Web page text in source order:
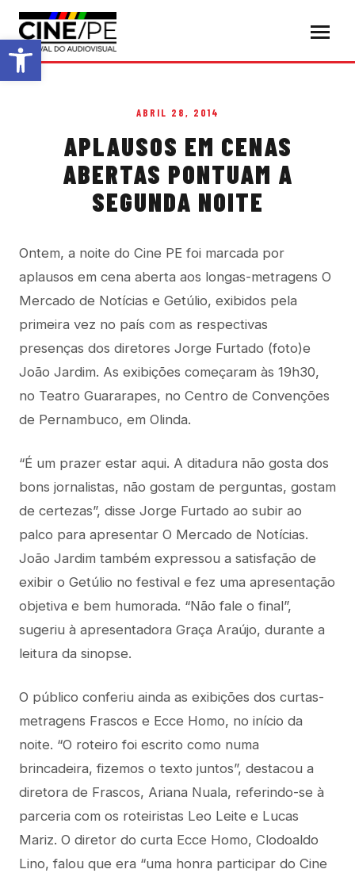
Abrir a barra de ferramentas
ABRIL 28, 2014
APLAUSOS EM CENAS
ABERTAS PONTUAM A
SEGUNDA NOITE
Ontem, a noite do Cine PE foi marcada por
aplausos em cena aberta aos longas-metragens O
Mercado de Notícias e Getúlio, exibidos pela
primeira vez no país com as respectivas
presenças dos diretores Jorge Furtado (foto)e
João Jardim. As exibições começaram às 19h30,
no Teatro Guararapes, no Centro de Convenções
de Pernambuco, em Olinda.
“É um prazer estar aqui. A ditadura não gosta dos
bons jornalistas, não gostam de perguntas, gostam
de certezas”, disse Jorge Furtado ao subir ao
palco para apresentar O Mercado de Notícias.
João Jardim também expressou a satisfação de
exibir o Getúlio no festival e fez uma apresentação
objetiva e bem humorada. “Não fale o final”,
sugeriu à apresentadora Graça Araújo, durante a
leitura da sinopse.
O público conferiu ainda as exibições dos curtas-
metragens Frascos e Ecce Homo, no início da
noite. “O roteiro foi escrito como numa
brincadeira, fizemos o texto juntos”, destacou a
diretora de Frascos, Ariana Nuala, referindo-se à
parceria com os roteiristas Leo Leite e Lucas
Mariz. O diretor do curta Ecce Homo, Clodoaldo
Lino, falou que era “uma honra participar do Cine